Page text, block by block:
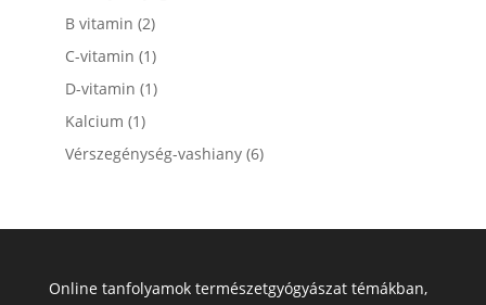
B vitamin 22
termék
C-vitamin 11
termék
D-vitamin 11
Kalcium 11
termék
Vérszegénység-vashiany 66
Online tanfolyamok természetgyógyászat témákban,